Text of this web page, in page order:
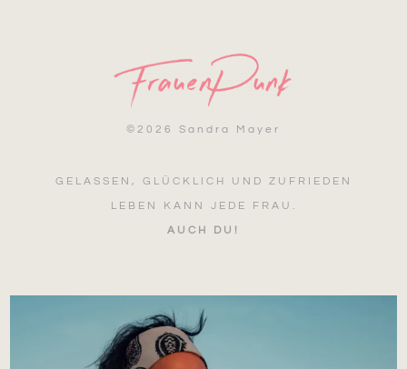
© 2026 Sandra Mayer
GELASSEN, GLÜCKLICH UND ZUFRIEDEN
LEBEN KANN JEDE FRAU.
AUCH DU!